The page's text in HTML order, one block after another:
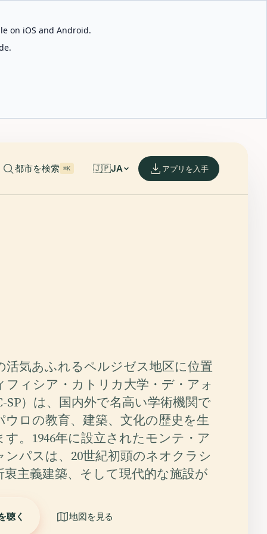
on iOS and Android.
都市を検索 ⌘K 🇯🇵JA アプリを入手
活気あふれるペルジゼス地区に位置
フィシア・カトリカ大学・デ・アォ
SP）は、国内外で名高い学術機関で
ロの教育、建築、文化の歴史を生
。1946年に設立されたモンテ・ア
パスは、20世紀初頭のネオクラシ
主義建築、そして現代的な施設が
聴く 地図を見る